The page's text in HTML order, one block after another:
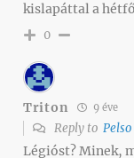
kislapáttal a
0
Triton 9 éve
Reply to Pelso
Légióst? Minek,